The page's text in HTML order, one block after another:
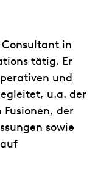
in
tätig. Er
und
u.a. der
der
sowie